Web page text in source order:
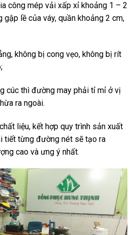
công mép vải xấp xỉ khoảng 1 – 2
lề của váy, quần khoảng 2 cm,
không bị cong vẹo, không bị rít
cúc thì đường may phải tỉ mỉ ở vị
ra ngoài.
liệu, kết hợp quy trình sản xuất
tiết từng đường nét sẽ tạo ra
cao và ưng ý nhất.